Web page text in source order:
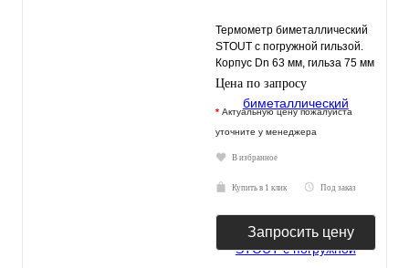
Термометр биметаллический
STOUT с погружной гильзой.
Корпус Dn 63 мм, гильза 75 мм
1/ 2"
Цена по запросу
* Актуальную цену пожалуйста
уточните у менеджера
В избранное
Купить в 1 клик Под заказ
Запросить цену